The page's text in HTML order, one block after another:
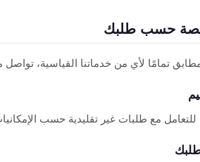
حسب طلبك
تمامًا لأي من خدماتنا القياسية،
للتعامل مع طلبات غير تقليدية حسب